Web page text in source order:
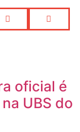
oficial é
UBS do